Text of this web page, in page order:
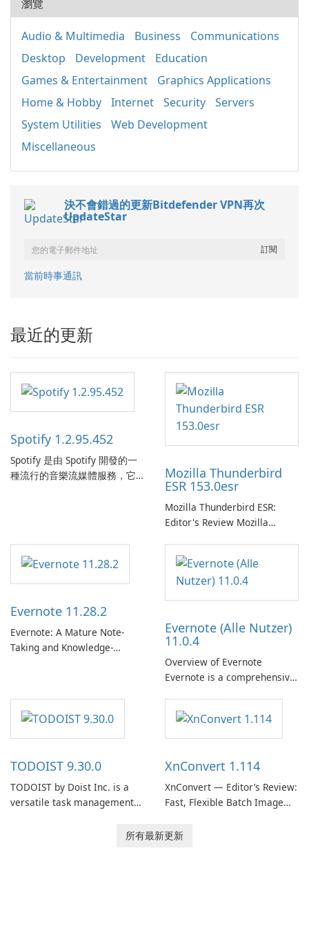
瀏覽
Audio & Multimedia Business
Communications
Desktop
Development
Education
Games & Entertainment
Graphics Applications
Home & Hobby
Internet Security
Servers
System Utilities
Web Development
Miscellaneous
決不會錯過的更新Bitdefender VPN再次
UpdateStar
當前時事通訊
最近的更新
Spotify 1.2.95.452
Spotify 是由 Spotify 開發的一
種流行的音樂流媒體服務，它
提供無縫的音樂體驗，讓他們
發現、流式傳輸和欣賞他們最
Spotify …
Mozilla Thunderbird
ESR 153.0esr
Mozilla Thunderbird ESR:
Editor's Review Mozilla
Support Release) is the long-
term support channel of the
Thunderbird desktop email
client designed for
need predictable …
Evernote 11.28.2
Evernote: A Mature Note-
Taking and Knowledge-
capturing, organizing, and
retrieving notes and
reference materials across
Evernote (Alle Nutzer)
11.0.4
Overview of Evernote
Evernote is a comprehensive
software designed to help
users capture, organize, and
access information across
TODOIST 9.30.0
TODOIST by Doist Inc. is a
versatile task management
XnConvert 1.114
XnConvert — Editor’s Review:
Fast, Flexible Batch Image
macOS and Linux XnConvert
所有最新更新